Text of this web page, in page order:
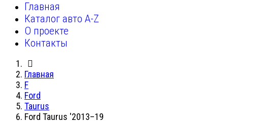
Главная
Каталог авто A-Z
О проекте
Контакты
Главная
F
Ford
Taurus
Ford Taurus '2013–19